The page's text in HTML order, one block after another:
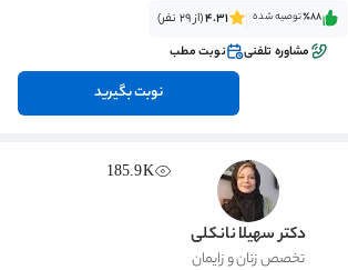
٪88‌‌‌توصیه شده 4.31(از 29 نفر)
مشاوره تلفنی
نوبت مطب
نوبت بگیرید
185.9K
دکتر سهیلا نانکلی
تخصص زنان و زایمان